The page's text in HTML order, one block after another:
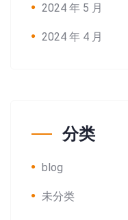
2024 年 5 月
2024 年 4 月
分类
blog
未分类